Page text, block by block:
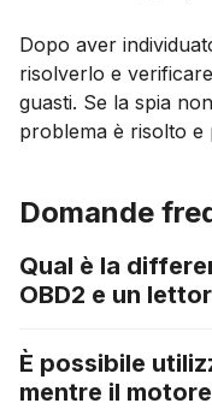
Dopo aver
risolverlo e
guasti. Se la spia
problema è risolto e
Domande
Qual è la
OBD2 e un
È possibile
mentre il